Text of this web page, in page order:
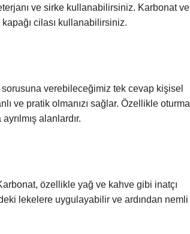
ve sirke kullanabilirsiniz. Karbonat ve
cilası kullanabilirsiniz.
verebileceğimiz tek cevap kişisel
ve pratik olmanızı sağlar. Özellikle oturma
alanlardır.
özellikle yağ ve kahve gibi inatçı
lekelere uygulayabilir ve ardından nemli